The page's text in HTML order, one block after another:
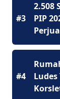
#3
2.508
PIP
#4